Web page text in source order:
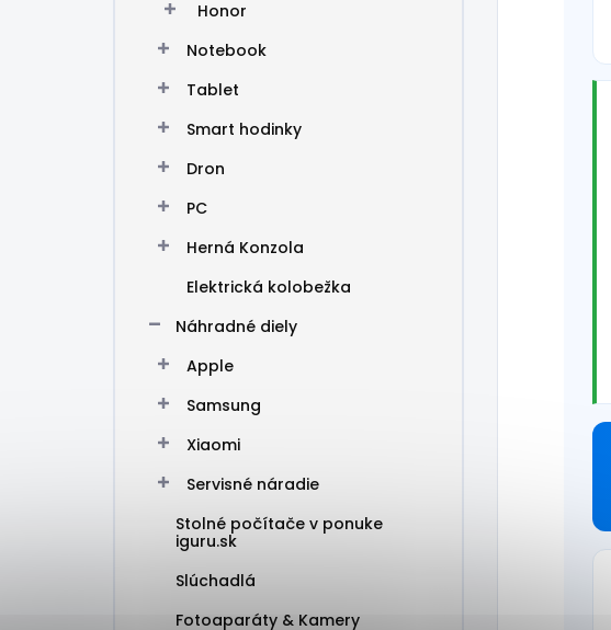
Honor
Notebook
Tablet
Smart hodinky
Dron
PC
Herná Konzola
Elektrická kolobežka
Náhradné diely
Apple
Samsung
Xiaomi
Servisné náradie
Stolné počítače v ponuke
iguru.sk
Slúchadlá
Fotoaparáty & Kamery